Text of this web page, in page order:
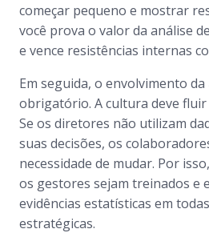
começar pequeno e mostrar
você prova o valor da análise
e vence resistências internas
Em seguida, o envolvimento da
obrigatório. A cultura deve
Se os diretores não utilizam
suas decisões, os
necessidade de mudar. Por
os gestores sejam treinados e
evidências estatísticas em
estratégicas.